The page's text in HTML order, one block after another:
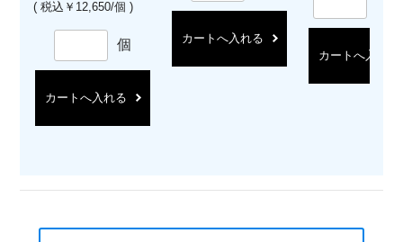
( 税込￥12,650/個 )
個
カートへ入れる
カートへ入れる
カートへ入れる